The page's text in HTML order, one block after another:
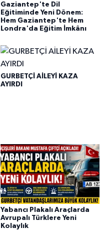
Gaziantep'te Dil
Eğitiminde Yeni Dönem:
Hem Gaziantep'te Hem
Londra'da Eğitim İmkânı
GURBETÇİ AİLEYİ KAZA
AYIRDI
Yabancı Plakalı Araçlarda
Avrupalı Türklere Yeni
Kolaylık